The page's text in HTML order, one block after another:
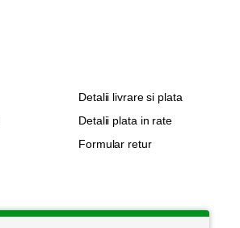
Detalii livrare si plata
Detalii plata in rate
Formular retur